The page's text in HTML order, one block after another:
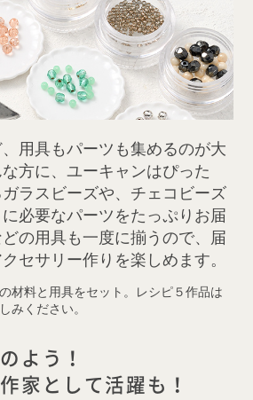
、用具もパーツも集めるのが大
方に、ユーキャンはぴった
ラスビーズや、チェコビーズ
必要なパーツをたっぷりお届
の用具も一度に揃うので、届
セサリー作りを楽しめます。
材料と用具をセット。レシピ５作品は
みください。
よう！
家として活躍も！